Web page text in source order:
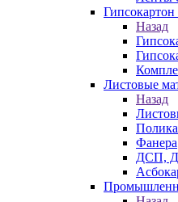
Назад
Листовые
Назад
Фанера
ДСП,